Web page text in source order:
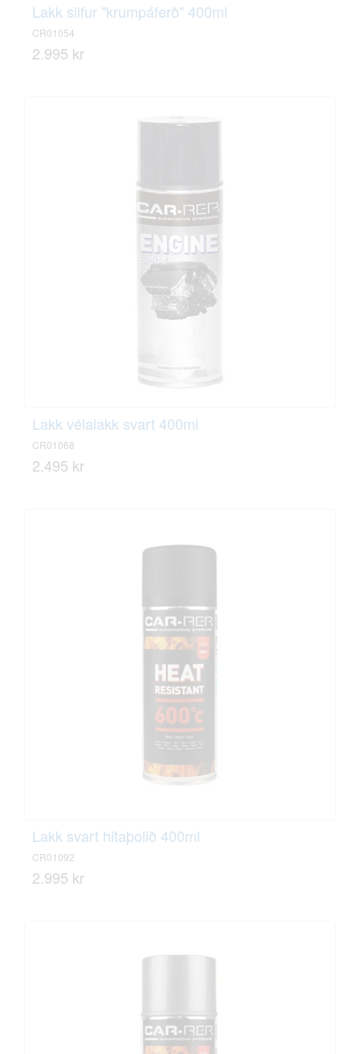
Lakk silfur "krumpáferð" 400ml
CR01054
2.995 kr
Lakk vélalakk svart 400ml
CR01068
2.495 kr
Lakk svart hitaþolið 400ml
CR01092
2.995 kr